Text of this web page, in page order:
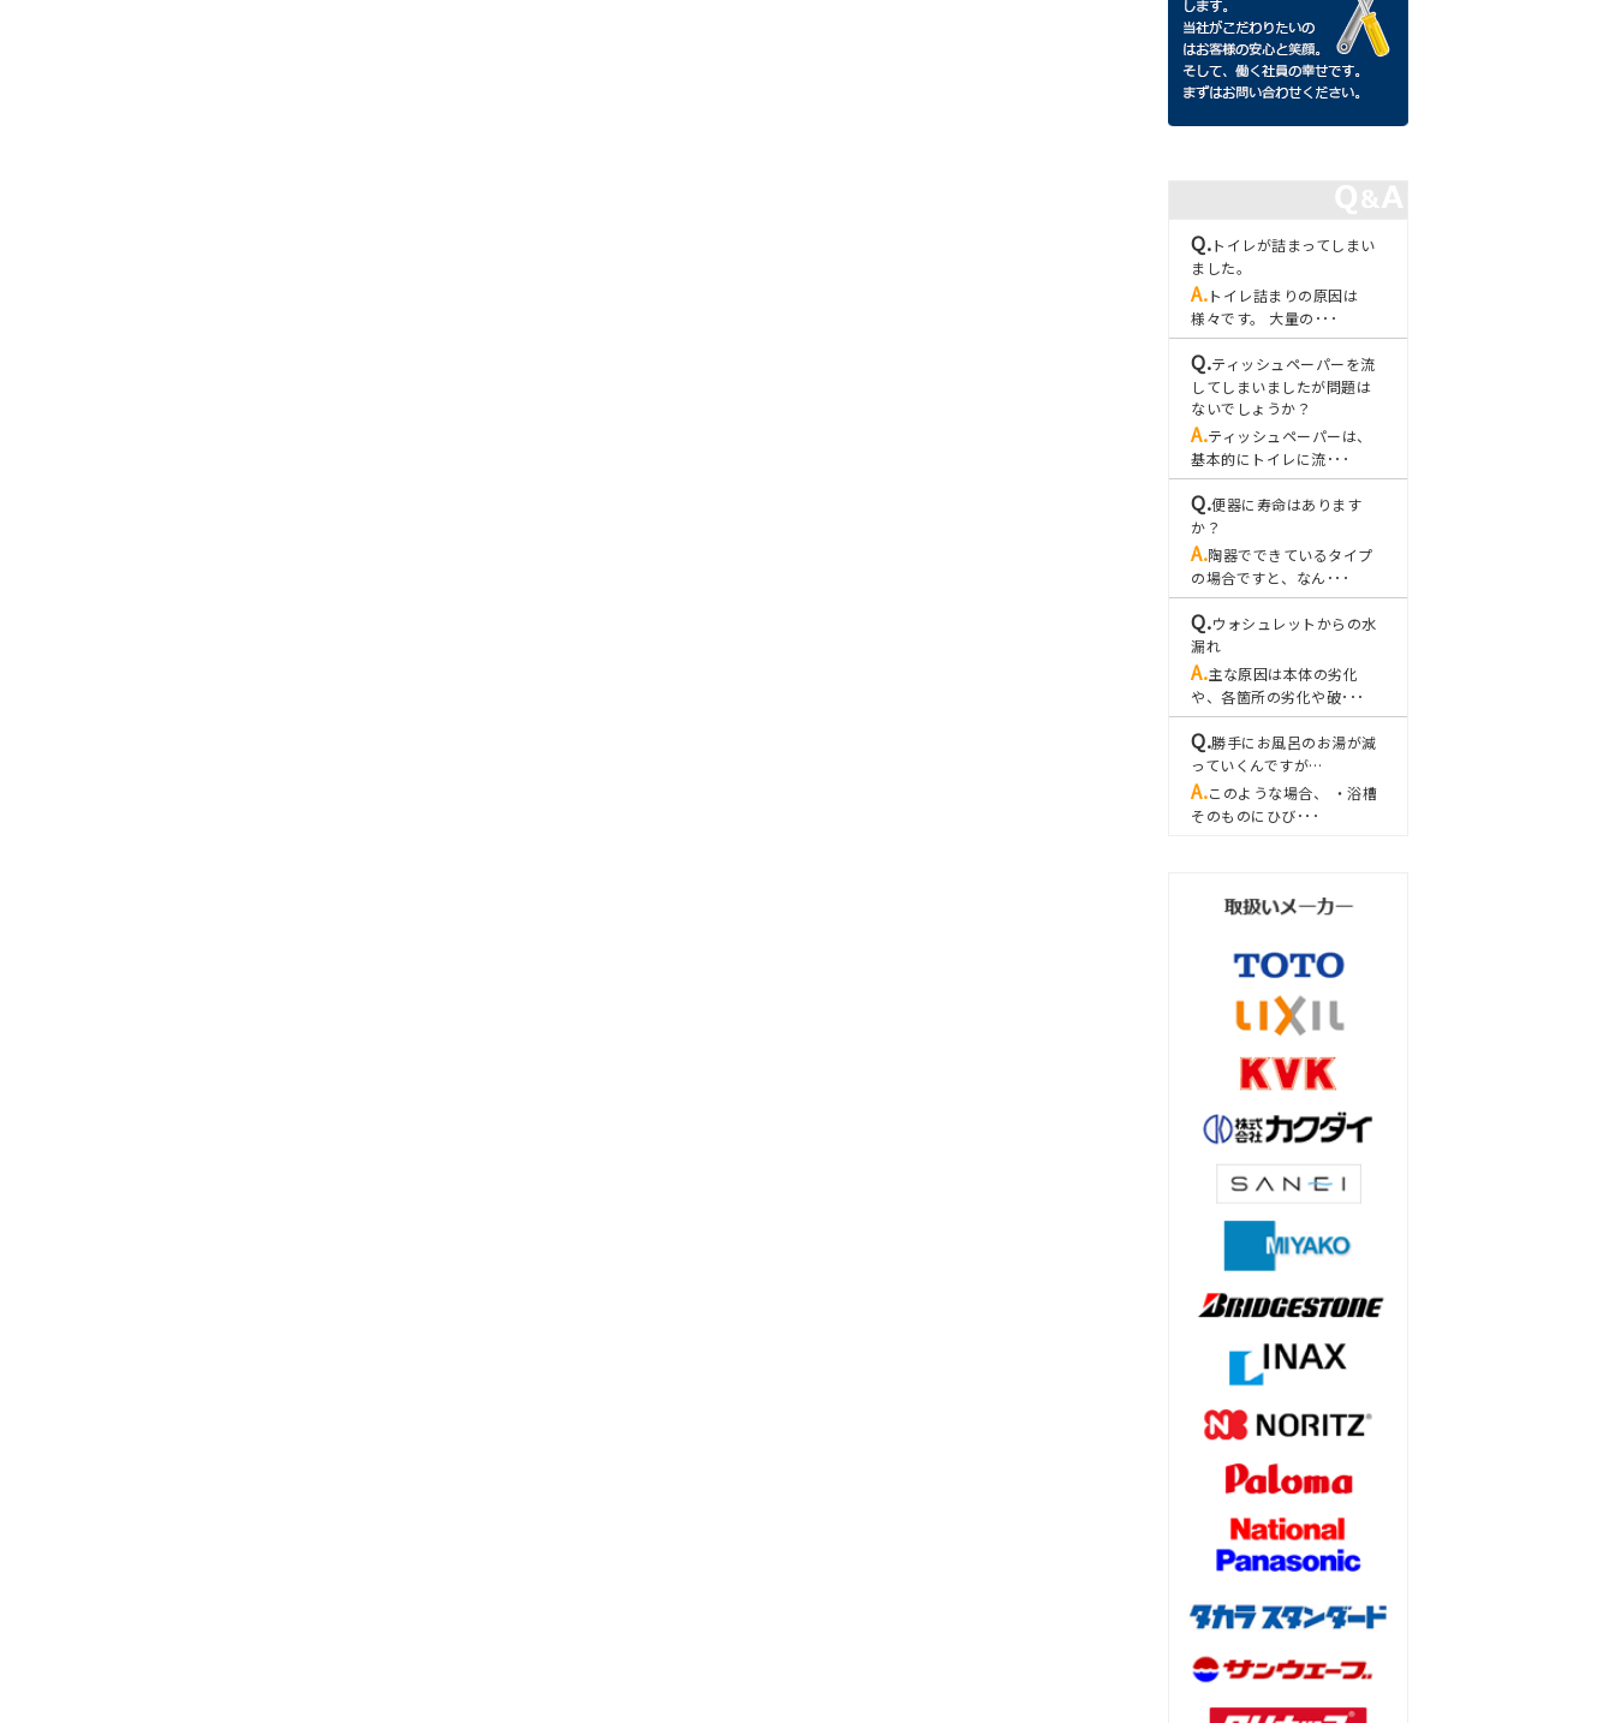
トイレが詰まってしまい
ました。
トイレ詰まりの原因は
様々です。 大量の･･･
ティッシュペーパーを流
してしまいましたが問題は
ないでしょうか？
ティッシュペーパーは、
基本的にトイレに流･･･
便器に寿命はあります
か？
陶器でできているタイプ
の場合ですと、なん･･･
ウォシュレットからの水
漏れ
主な原因は本体の劣化
や、各箇所の劣化や破･･･
勝手にお風呂のお湯が減
っていくんですが…
このような場合、 ・浴槽
そのものにひび･･･